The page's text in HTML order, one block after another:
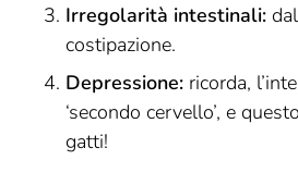
Irregolarità intestinali:
costipazione.
Depressione: ricorda,
‘secondo cervello’, e
gatti!